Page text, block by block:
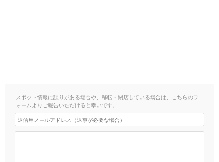
スポット情報に誤りがある場合や、移転・閉店している場合は、こちらのフ
ォームよりご報告いただけると幸いです。